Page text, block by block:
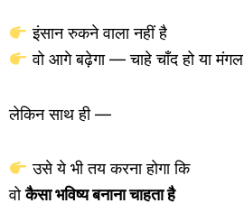
इंसान रुकने वाला नहीं है
वो आगे बढ़ेगा — चाहे चाँद हो या मंगल
लेकिन साथ ही —
उसे ये भी तय करना होगा कि
वोकैसा भविष्य बनाना चाहता है